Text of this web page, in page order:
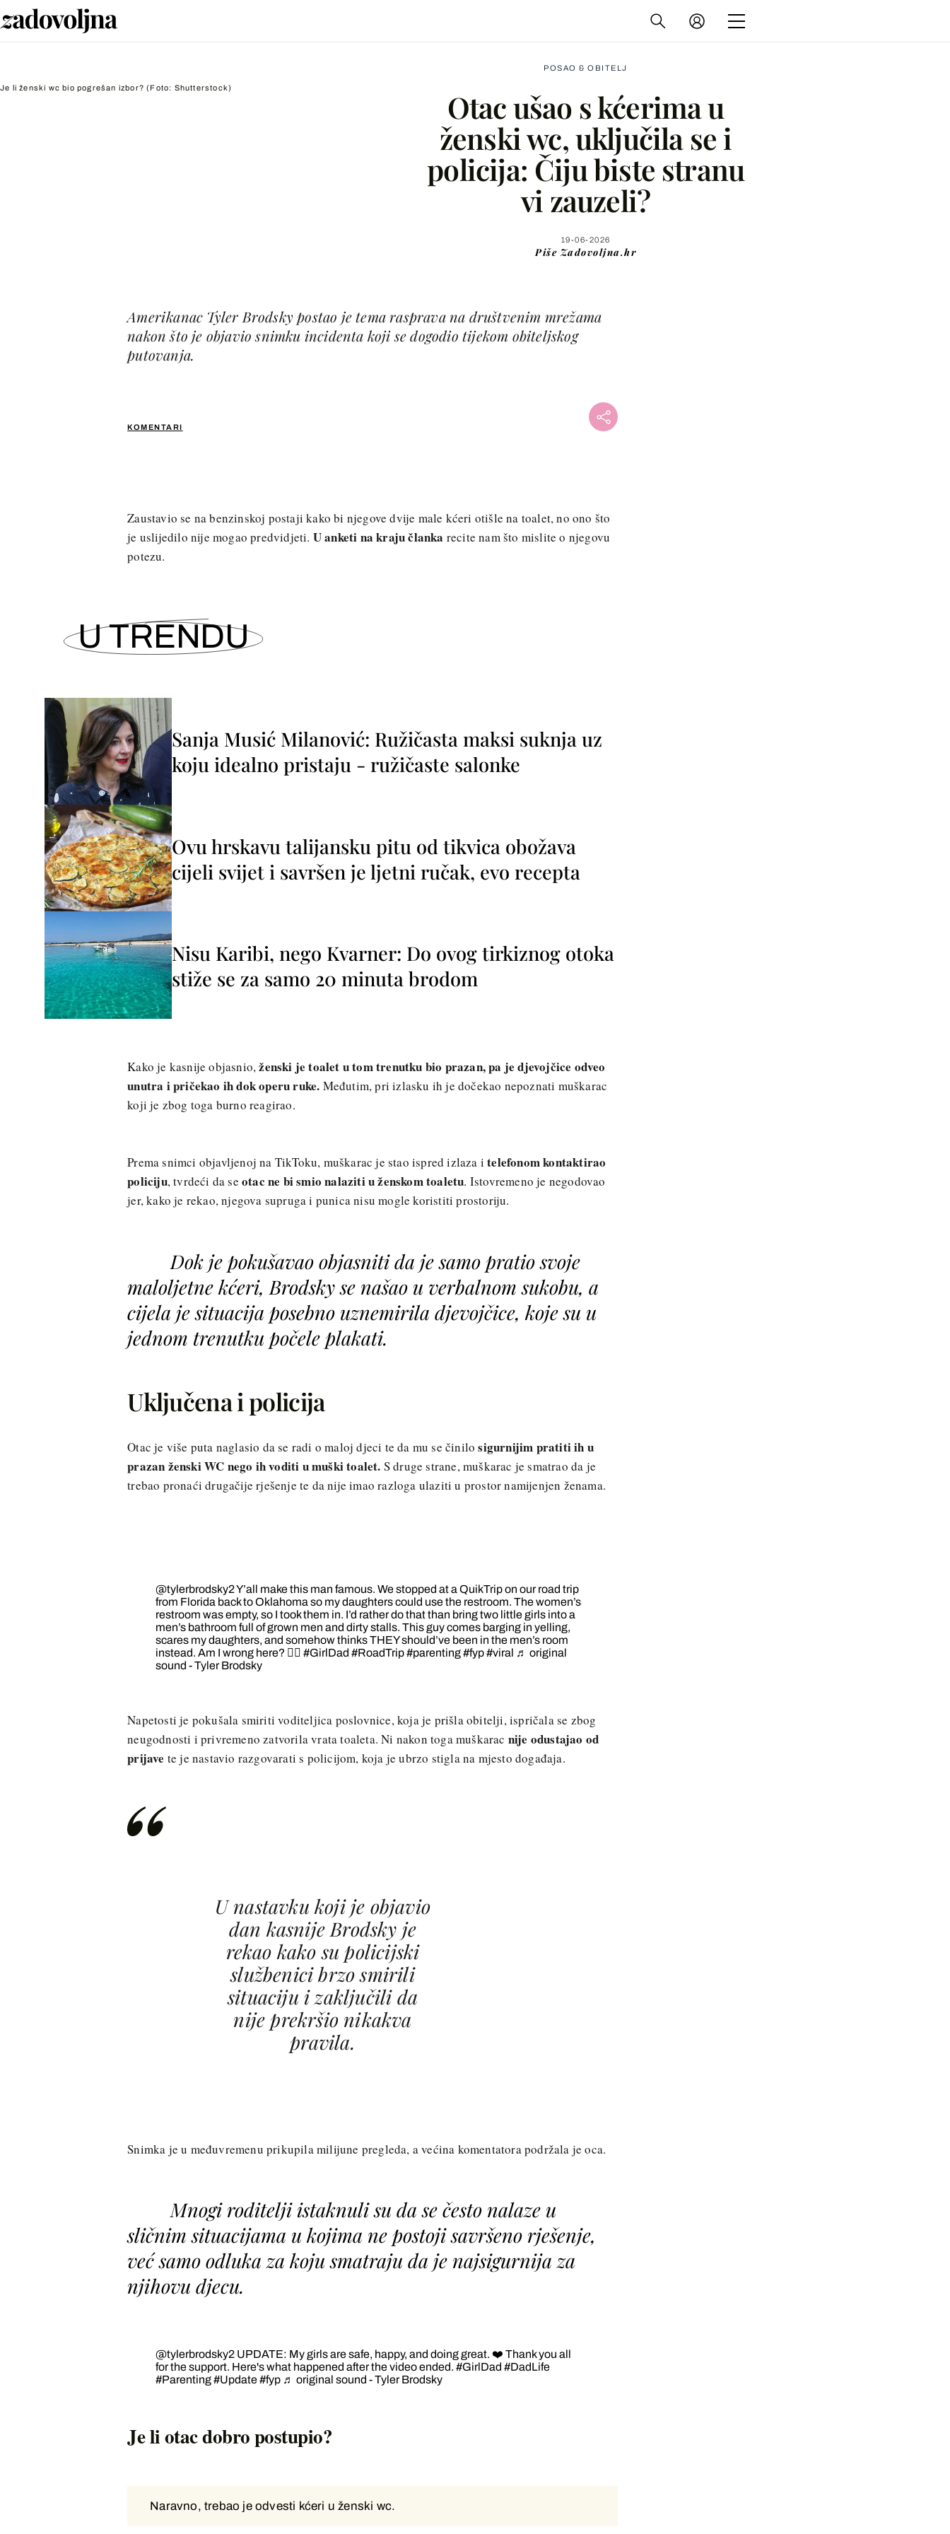
Je li ženski wc bio pogrešan izbor?(Foto: Shutterstock)
POSAO & OBITELJ
Otac ušao s kćerima u
ženski wc, uključila se i
policija: Čiju biste stranu
vi zauzeli?
19-06-2026
Piše Zadovoljna.hr
KOMENTARI
Amerikanac Tyler Brodsky postao je tema rasprava na društvenim mrežama
nakon što je objavio snimku incidenta koji se dogodio tijekom obiteljskog
putovanja.
Facebook
Zaustavio se na benzinskoj postaji kako bi njegove dvije male kćeri otišle na toalet, no ono što
je uslijedilo nije mogao predvidjeti. U anketi na kraju članka recite nam što mislite o njegovu
potezu.
U TRENDU
Sanja Musić Milanović: Ružičasta maksi suknja uz
koju idealno pristaju - ružičaste salonke
Ovu hrskavu talijansku pitu od tikvica obožava
cijeli svijet i savršen je ljetni ručak, evo recepta
Nisu Karibi, nego Kvarner: Do ovog tirkiznog otoka
stiže se za samo 20 minuta brodom
Kako je kasnije objasnio,ženski je toalet u tom trenutku bio prazan, pa je djevojčice odveo
unutra i pričekao ih dok operu ruke. Međutim, pri izlasku ih je dočekao nepoznati muškarac
koji je zbog toga burno reagirao.
Prema snimci objavljenoj na TikToku, muškarac je stao ispred izlaza itelefonom kontaktirao
policiju, tvrdeći da se otac ne bi smio nalaziti u ženskom toaletu. Istovremeno je negodovao
jer, kako je rekao, njegova supruga i punica nisu mogle koristiti prostoriju.
Dok je pokušavao objasniti da je samo pratio svoje
maloljetne kćeri, Brodsky se našao u verbalnom sukobu, a
cijela je situacija posebno uznemirila djevojčice, koje su u
jednom trenutku počele plakati.
Uključena i policija
Otac je više puta naglasio da se radi o maloj djeci te da mu se činilosigurnijim pratiti ih u
prazan ženski WC nego ih voditi u muški toalet. S druge strane, muškarac je smatrao da je
trebao pronaći drugačije rješenje te da nije imao razloga ulaziti u prostor namijenjen ženama.
@tylerbrodsky2Y’all make this man famous. We stopped at a QuikTrip on our road trip
from Florida back to Oklahoma so my daughters could use the restroom. The women’s
restroom was empty, so I took them in. I’d rather do that than bring two little girls into a
men’s bathroom full of grown men and dirty stalls. This guy comes barging in yelling,
scares my daughters, and somehow thinks THEY should’ve been in the men’s room
instead. Am I wrong here? 🤷‍♂️#GirlDad #RoadTrip#parenting#fyp#viral ♬ original
sound - Tyler Brodsky
Napetosti je pokušala smiriti voditeljica poslovnice, koja je prišla obitelji, ispričala se zbog
neugodnosti i privremeno zatvorila vrata toaleta. Ni nakon toga muškarac nije odustajao od
prijave te je nastavio razgovarati s policijom, koja je ubrzo stigla na mjesto događaja.
U nastavku koji je objavio
dan kasnije Brodsky je
rekao kako su policijski
službenici brzo smirili
situaciju i zaključili da
nije prekršio nikakva
pravila.
Snimka je u međuvremenu prikupila milijune pregleda, a većina komentatora podržala je oca.
Mnogi roditelji istaknuli su da se često nalaze u
sličnim situacijama u kojima ne postoji savršeno rješenje,
već samo odluka za koju smatraju da je najsigurnija za
njihovu djecu.
@tylerbrodsky2 UPDATE: My girls are safe, happy, and doing great. ❤️ Thank you all
for the support. Here's what happened after the video ended.#GirlDad #DadLife
#Parenting#Update#fyp ♬ original sound - Tyler Brodsky
Je li otac dobro postupio?
Naravno, trebao je odvesti kćeri u ženski wc.
Naravno, trebao je odvesti kćeri u ženski wc.